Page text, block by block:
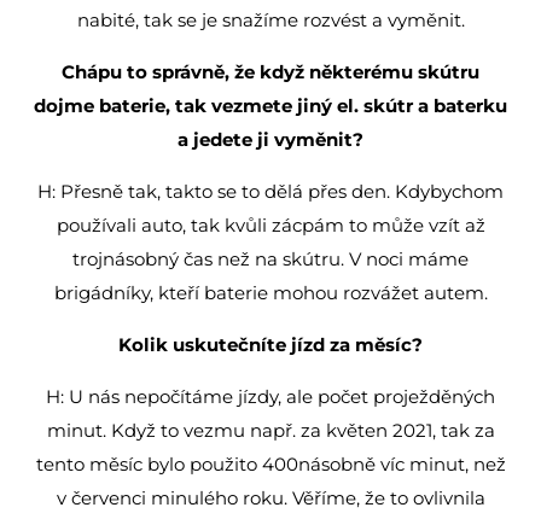
nabité, tak se je snažíme rozvést a vyměnit.
Chápu to správně, že když některému skútru
dojme baterie, tak vezmete jiný el. skútr a baterku
a jedete ji vyměnit?
H: Přesně tak, takto se to dělá přes den. Kdybychom
používali auto, tak kvůli zácpám to může vzít až
trojnásobný čas než na skútru. V noci máme
brigádníky, kteří baterie mohou rozvážet autem.
Kolik uskutečníte jízd za měsíc?
H: U nás nepočítáme jízdy, ale počet proježděných
minut. Když to vezmu např. za květen 2021, tak za
tento měsíc bylo použito 400násobně víc minut, než
v červenci minulého roku. Věříme, že to ovlivnila